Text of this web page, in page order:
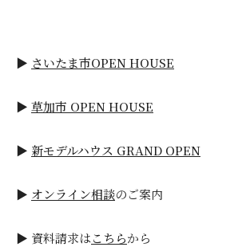
▶ さいたま市OPEN HOUSE
▶ 草加市 OPEN HOUSE
▶ 新モデルハウス GRAND OPEN
▶ オンライン相談のご案内
▶ 資料請求はこちらから